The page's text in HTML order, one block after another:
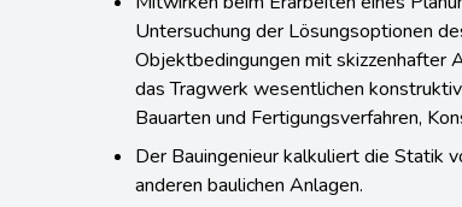
Untersuchung der Lösungsoptionen
Objektbedingungen mit skizzenhafter
das Tragwerk wesentlichen
Bauarten und Fertigungsverfahren,
Der Bauingenieur kalkuliert die Statik
anderen baulichen Anlagen.